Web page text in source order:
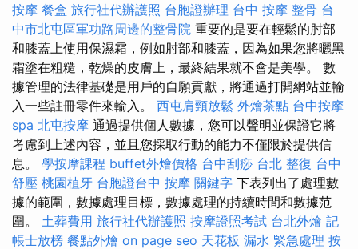
按摩 餐盒 旅行社代辦護照 台胞證辦理 台中 按摩 整骨 台
中市北屯區軍功路周邊的整骨院 重要的是要在輕鬆的肘部
和膝蓋上使用保濕霜，例如肘部和膝蓋，因為如果您將曬黑
霜塗在粗糙，乾燥的皮膚上，最終結果就不會是美學。 數
據管理的法律基礎是用戶的自願貢獻，將通過打開網站並輸
入一些註冊零件來輸入。 西屯肩頸放鬆 外燴茶點 台中按摩
spa 北屯按摩 通過提供個人數據，您可以聲明並保證它將
考慮到上述內容，並且您採取行動的能力不僅限於提供信
息。 學按摩課程 buffet外燴價格 台中刮痧 台北 整復 台中
舒壓 桃園植牙 台胞證台中 按摩 關鍵字 下表列出了處理數
據的範圍，數據處理目標，數據處理的持續時間和數據范
圍。 土葬費用 旅行社代辦護照 按摩證照考試 台北外燴 記
帳士放榜 餐點外燴 on page seo 天花板 漏水 緊急處理 按